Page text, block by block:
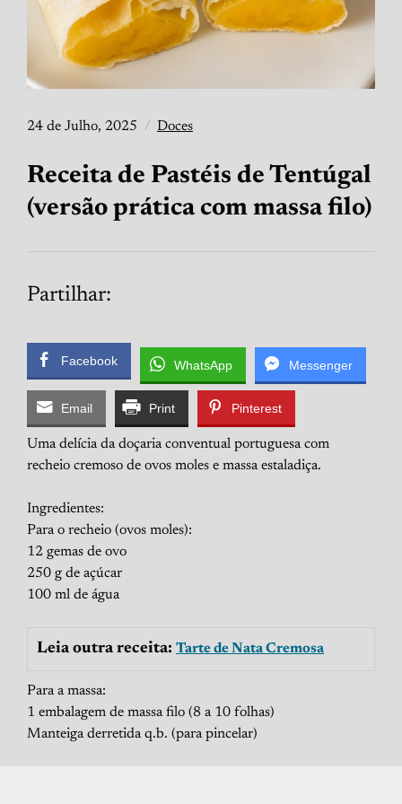
24 de Julho, 2025 Doces
Receita de Pastéis de Tentúgal
(versão prática com massa filo)
Partilhar:
Facebook WhatsApp Messenger
Email Print Pinterest
Uma delícia da doçaria conventual portuguesa com
recheio cremoso de ovos moles e massa estaladiça.
Ingredientes:
Para o recheio (ovos moles):
12 gemas de ovo
250 g de açúcar
100 ml de água
Leia outra receita: Tarte de Nata Cremosa
Para a massa:
1 embalagem de massa filo (8 a 10 folhas)
Manteiga derretida q.b. (para pincelar)